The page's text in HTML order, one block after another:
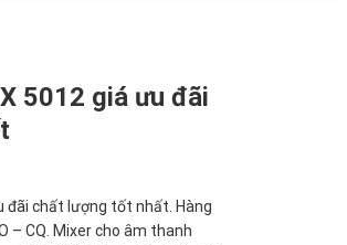
5012 giá ưu đãi
đãi chất lượng tốt nhất. Hàng
– CQ. Mixer cho âm thanh